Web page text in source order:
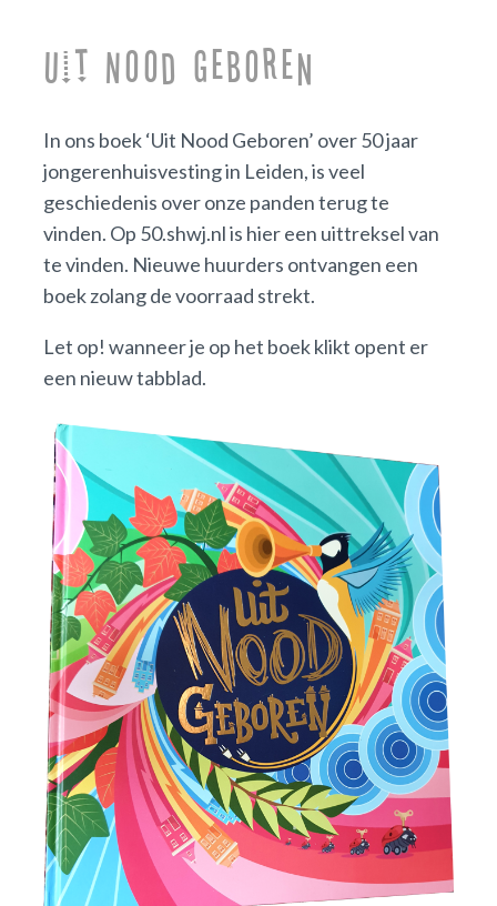
Uit Nood Geboren
In ons boek ‘Uit Nood Geboren’ over 50 jaar
jongerenhuisvesting in Leiden, is veel
geschiedenis over onze panden terug te
vinden. Op 50.shwj.nl is hier een uittreksel van
te vinden. Nieuwe huurders ontvangen een
boek zolang de voorraad strekt.
Let op! wanneer je op het boek klikt opent er
een nieuw tabblad.